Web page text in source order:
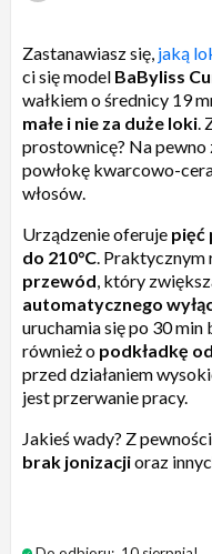
Zastanawiasz się, jaką
ci się model BaByliss
wałkiem o średnicy 19
małe i nie za duże loki.
prostownicę? Na pewno
powłokę kwarcowo-
włosów.
Urządzenie oferuje pięć
do 210°C. Praktycznym
przewód, który
automatycznego
uruchamia się po 30 min
również o podkładkę
przed działaniem
jest przerwanie pracy.
Jakieś wady? Z
brak jonizacjioraz